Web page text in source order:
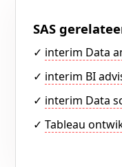
SAS
✓ interim Data
✓ interim BI
✓ interim Data
✓Tableau